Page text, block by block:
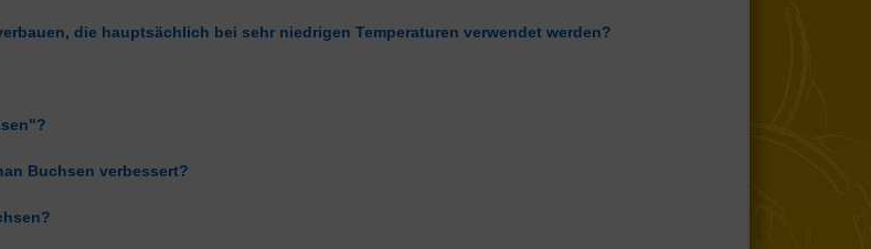
die hauptsächlich bei sehr niedrigen Temperaturen verwendet werden?
Buchsen verbessert?